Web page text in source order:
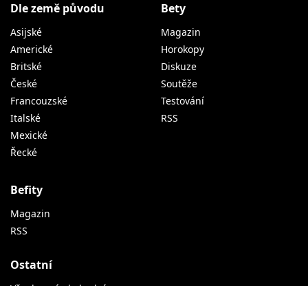
Dle země původu
Asijské
Americké
Britské
České
Francouzské
Italské
Mexické
Řecké
Bety
Magazin
Horokopy
Diskuze
Soutěže
Testování
RSS
Befity
Magazin
RSS
Ostatní